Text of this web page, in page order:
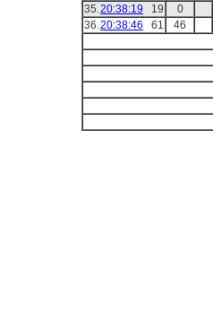
35.20:38:19 19
0
36.20:38:46 61 46